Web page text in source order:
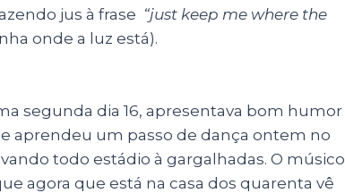
jus à frase “just keep me where the
onde a luz está).
segunda dia 16, apresentava bom humor
aprendeu um passo de dança ontem no
todo estádio à gargalhadas. O músico
agora que está na casa dos quarenta vê